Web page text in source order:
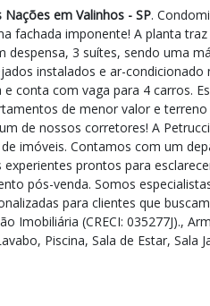
em Valinhos - SP.
fachada imponente! A planta
despensa, 3 suítes, sendo uma
instalados e ar-condicionado
conta com vaga para 4 carros.
de menor valor e
de nossos corretores! A
imóveis. Contamos com um
prontos para
pós-venda. Somos
para clientes que
Imobiliária (CRECI: 035277J).,
Piscina, Sala de Estar, Sala